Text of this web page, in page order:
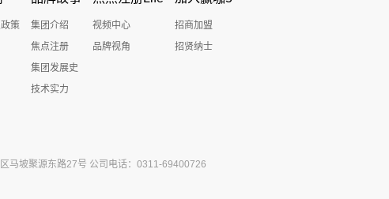
策
集团介绍
焦点注册
集团发展史
技术实力
视频中心
品牌视角
招商加盟
招贤纳士
马坡聚源东路27号 公司电话：0311-69400726